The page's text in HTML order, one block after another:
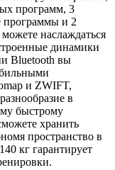
программ, 3
программы и 2
наслаждаться
динамики
Bluetooth вы
и ZWIFT,
в
быстрому
хранить
пространство в
кг гарантирует